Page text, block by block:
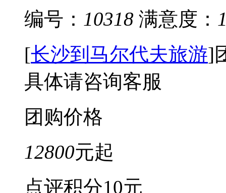
编号： 10318 满意度：
[长沙到马尔代夫旅游]
具体请咨询客服
团购价格
12800元起
点评积分10元